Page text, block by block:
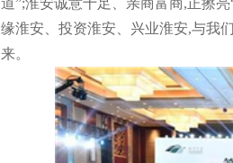
道”;淮安诚意十足、亲商富商,正擦
缘淮安、投资淮安、兴业淮安,与我
来。